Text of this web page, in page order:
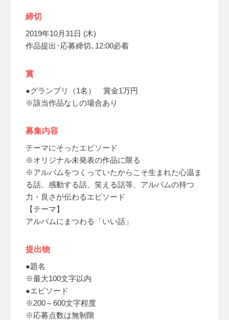
締切
2019年10月31日 (木)
作品提出･応募締切､12:00必着
賞
●グランプリ（1名） 賞金1万円
※該当作品なしの場合あり
募集内容
テーマにそったエピソード
※オリジナル未発表の作品に限る
※アルバムをつくっていたからこそ生まれた心温ま
る話、感動する話、笑える話等、アルバムの持つ
力・良さが伝わるエピソード
【テーマ】
アルバムにまつわる「いい話」
提出物
●題名
※最大100文字以内
●エピソード
※200～600文字程度
※応募点数は無制限